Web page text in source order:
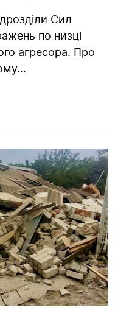
Сил
по низці
агресора. Про